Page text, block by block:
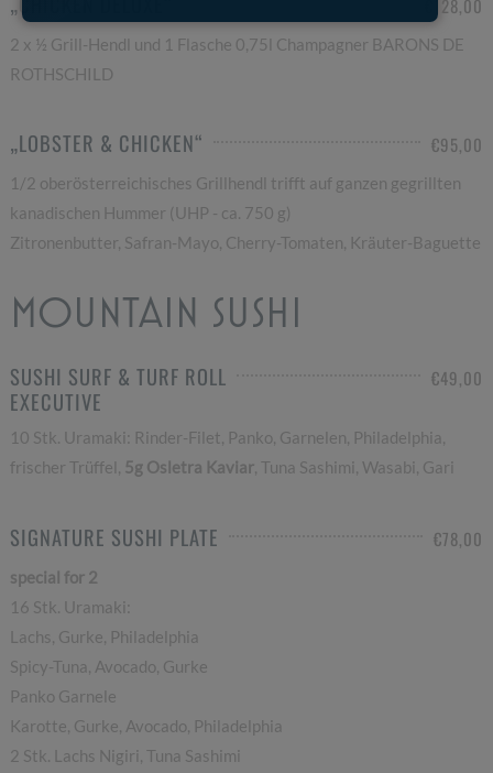
€128,00
2 x ½ Grill-Hendl und 1 Flasche 0,75l Champagner BARONS DE
ROTHSCHILD
„LOBSTER & CHICKEN“ €95,00
1/2 oberösterreichisches Grillhendl trifft auf ganzen gegrillten
kanadischen Hummer (UHP - ca. 750 g)
Zitronenbutter, Safran-Mayo, Cherry-Tomaten, Kräuter-Baguette
MOUNTAIN SUSHI
SUSHI SURF & TURF ROLL
EXECUTIVE
€49,00
10 Stk. Uramaki: Rinder-Filet, Panko, Garnelen, Philadelphia,
frischer Trüffel, 5g Osletra Kaviar, Tuna Sashimi, Wasabi, Gari
SIGNATURE SUSHI PLATE €78,00
special for 2
16 Stk. Uramaki:
Lachs, Gurke, Philadelphia
Spicy-Tuna, Avocado, Gurke
Panko Garnele
Karotte, Gurke, Avocado, Philadelphia
2 Stk. Lachs Nigiri, Tuna Sashimi